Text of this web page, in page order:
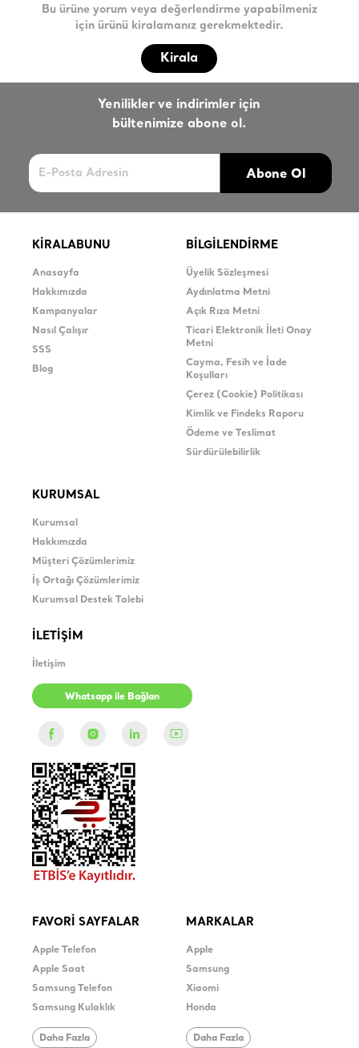
Bu ürüne yorum veya değerlendirme yapabilmeniz
için ürünü kiralamanız gerekmektedir.
Kirala
Yenilikler ve indirimler için
bültenimize abone ol.
Abone Ol
KİRALABUNU
Anasayfa
Hakkımızda
Kampanyalar
Nasıl Çalışır
SSS
Blog
BİLGİLENDİRME
Üyelik Sözleşmesi
Aydınlatma Metni
Açık Rıza Metni
Ticari Elektronik İleti Onay
Metni
Cayma, Fesih ve İade
Koşulları
Çerez (Cookie) Politikası
Kimlik ve Findeks Raporu
Ödeme ve Teslimat
Sürdürülebilirlik
KURUMSAL
Kurumsal
Hakkımızda
Müşteri Çözümlerimiz
İş Ortağı Çözümlerimiz
Kurumsal Destek Talebi
İLETİŞİM
İletişim
Whatsapp ile Bağlan
FAVORİ SAYFALAR
Apple Telefon
Apple Saat
Samsung Telefon
Samsung Kulaklık
Daha Fazla
MARKALAR
Apple
Samsung
Xiaomi
Honda
Daha Fazla